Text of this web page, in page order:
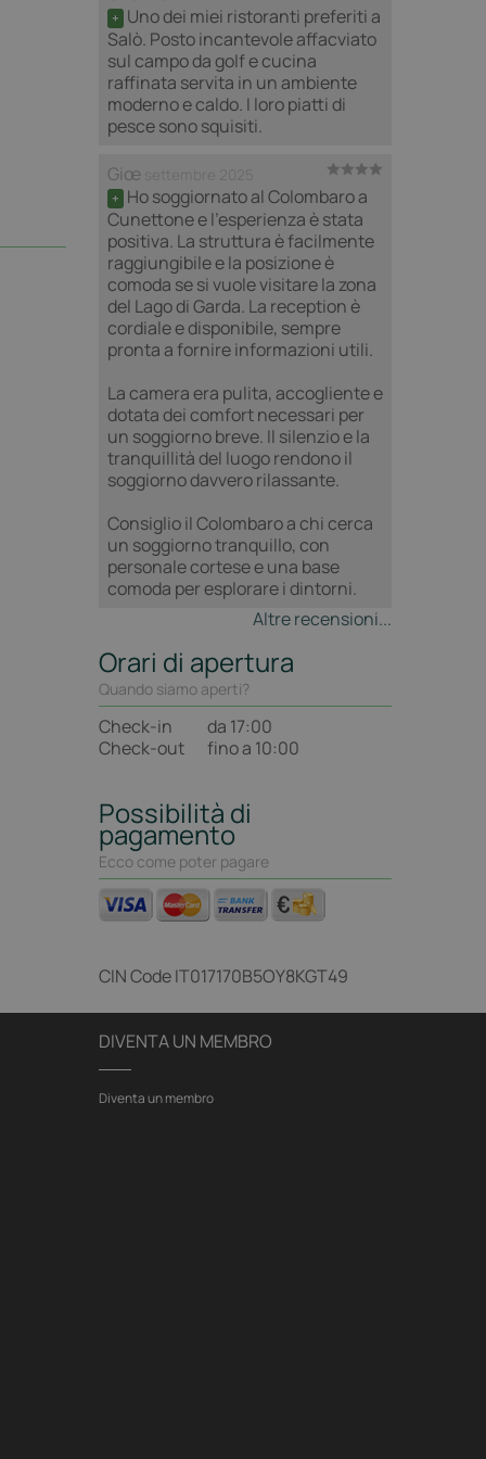
+ Uno dei miei ristoranti preferiti a
Salò. Posto incantevole affacviato
sul campo da golf e cucina
raffinata servita in un ambiente
moderno e caldo. I loro piatti di
pesce sono squisiti.
Giœ
+ Ho soggiornato al Colombaro a
Cunettone e l’esperienza è stata
positiva. La struttura è facilmente
raggiungibile e la posizione è
comoda se si vuole visitare la zona
del Lago di Garda. La reception è
cordiale e disponibile, sempre
pronta a fornire informazioni utili.
La camera era pulita, accogliente e
dotata dei comfort necessari per
un soggiorno breve. Il silenzio e la
tranquillità del luogo rendono il
soggiorno davvero rilassante.
Consiglio il Colombaro a chi cerca
un soggiorno tranquillo, con
personale cortese e una base
comoda per esplorare i dintorni.
Altre recensioni...
Orari di apertura
Quando siamo aperti?
Check-in
da 17:00
Check-out
fino a 10:00
Possibilità di
pagamento
Ecco come poter pagare
CIN CodeIT017170B5OY8KGT49
DIVENTA UN MEMBRO
Diventa un membro